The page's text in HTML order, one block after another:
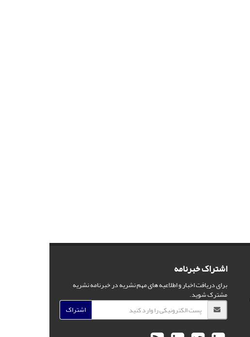
اشتراک خبرنامه
برای دریافت اخبار و اطلاعیه های مهم نشریه در خبرنامه نشریه
مشترک شوید.
اشتراک